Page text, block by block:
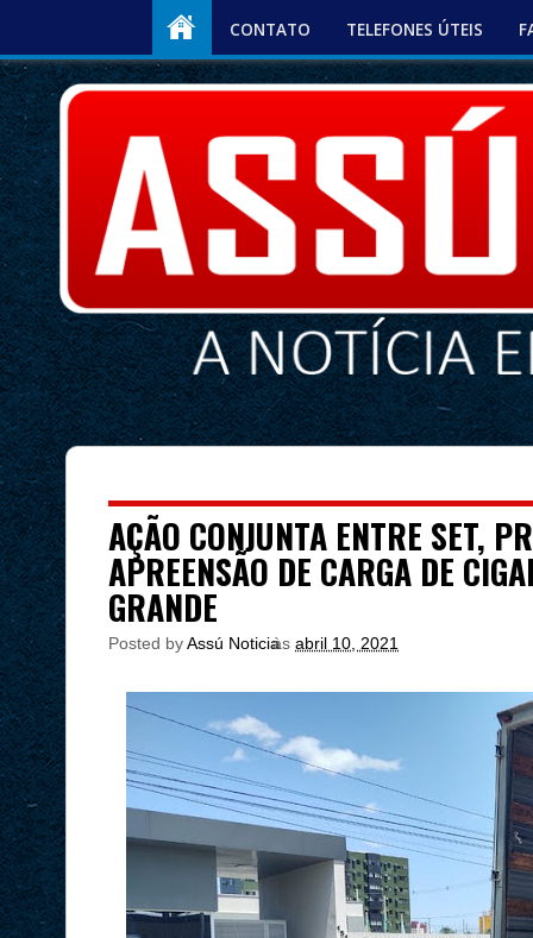
CONTATO TELEFONES ÚTEIS
AÇÃO CONJUNTA ENTRE SET,
APREENSÃO DE CARGA DE
GRANDE
Posted byAssú Noticia
às abril 10, 2021